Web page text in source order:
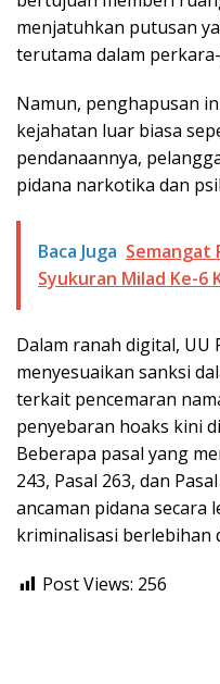
menjatuhkan putusan
terutama dalam
Namun, penghapusan
kejahatan luar biasa
pendanaannya,
pidana narkotika dan
Baca Juga Semangat
Syukuran Milad Ke-6
Dalam ranah digital, UU
menyesuaikan sanksi
terkait pencemaran
penyebaran hoaks kini
Beberapa pasal yang
243, Pasal 263, dan
ancaman pidana
kriminalisasi berlebihan
Post Views: 256